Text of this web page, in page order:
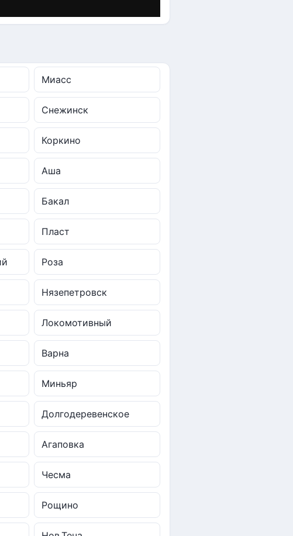
Миасс
Снежинск
Коркино
Аша
Бакал
Пласт
Роза
Нязепетровск
Локомотивный
Варна
Миньяр
Долгодеревенское
Агаповка
Чесма
Рощино